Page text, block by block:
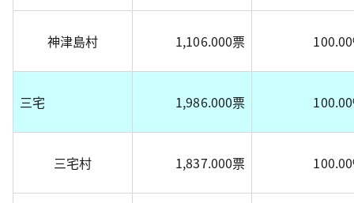
神津島村 1,106.000票
三宅 1,986.000票
三宅村 1,837.000票